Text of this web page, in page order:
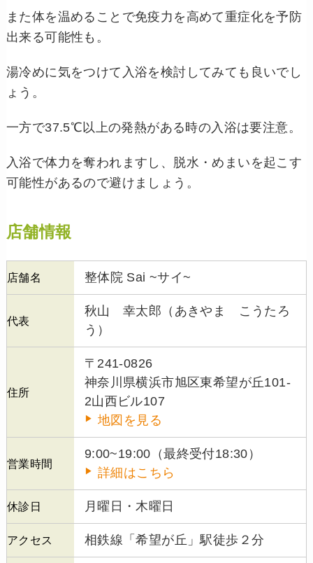
また体を温めることで免疫力を高めて重症化を予防
出来る可能性も。
湯冷めに気をつけて入浴を検討してみても良いでし
ょう。
一方で37.5℃以上の発熱がある時の入浴は要注意。
入浴で体力を奪われますし、脱水・めまいを起こす
可能性があるので避けましょう。
店舗情報
店舗名 整体院 Sai ~サイ~
代表
秋山 幸太郎（あきやま こうたろ
う）
住所
〒241-0826
神奈川県横浜市旭区東希望が丘101-
2山西ビル107
地図を見る
営業時間
9:00~19:00（最終受付18:30）
詳細はこちら
休診日 月曜日・木曜日
アクセス 相鉄線「希望が丘」駅徒歩２分